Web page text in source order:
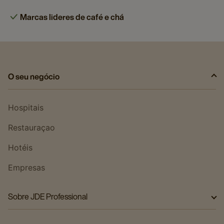
Marcas lideres de café e chá
O seu negócio
Hospitais
Restauraçao
Hotéis
Empresas
Sobre JDE Professional